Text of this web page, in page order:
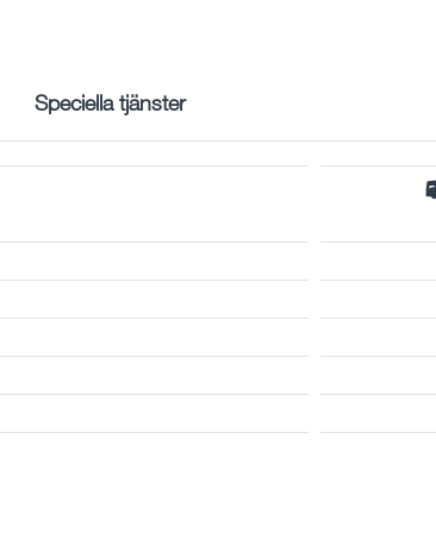
Speciella tjänster